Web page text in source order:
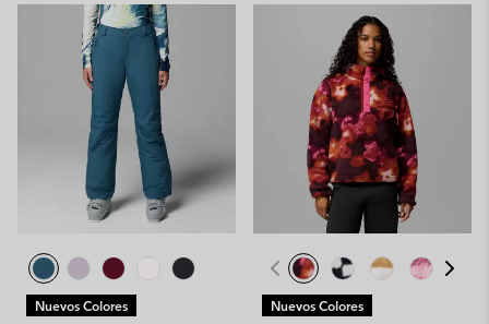
Nuevos Colores Nuevos Colores